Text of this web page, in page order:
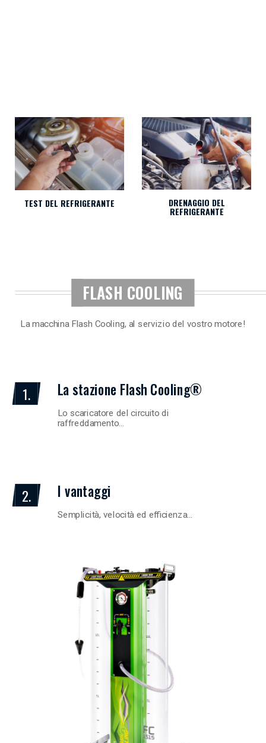
TEST DEL REFRIGERANTE DRENAGGIO DEL
REFRIGERANTE
FLASH COOLING
La macchina Flash Cooling, al servizio del vostro motore!
1. La stazione Flash Cooling®
Lo scaricatore del circuito di
raffreddamento…
2. I vantaggi
Semplicità, velocità ed efficienza…